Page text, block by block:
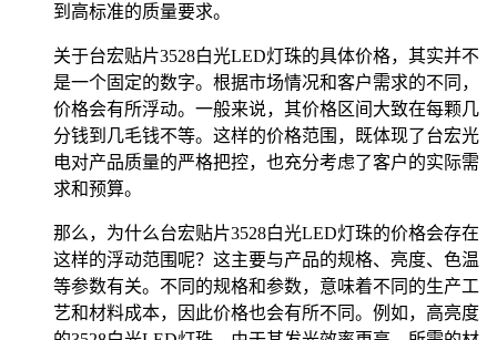
到高标准的质量要求。
关于台宏贴片3528白光LED灯珠的具体价格，其实并不
是一个固定的数字。根据市场情况和客户需求的不同，
价格会有所浮动。一般来说，其价格区间大致在每颗几
分钱到几毛钱不等。这样的价格范围，既体现了台宏光
电对产品质量的严格把控，也充分考虑了客户的实际需
求和预算。
那么，为什么台宏贴片3528白光LED灯珠的价格会存在
这样的浮动范围呢？这主要与产品的规格、亮度、色温
等参数有关。不同的规格和参数，意味着不同的生产工
艺和材料成本，因此价格也会有所不同。例如，高亮度